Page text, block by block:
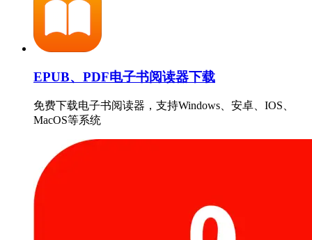
EPUB、PDF电子书阅读器下载
免费下载电子书阅读器，支持Windows、安卓、IOS、
MacOS等系统